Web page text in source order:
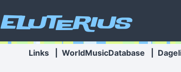
Eluterius
Links WorldMusicDatabase